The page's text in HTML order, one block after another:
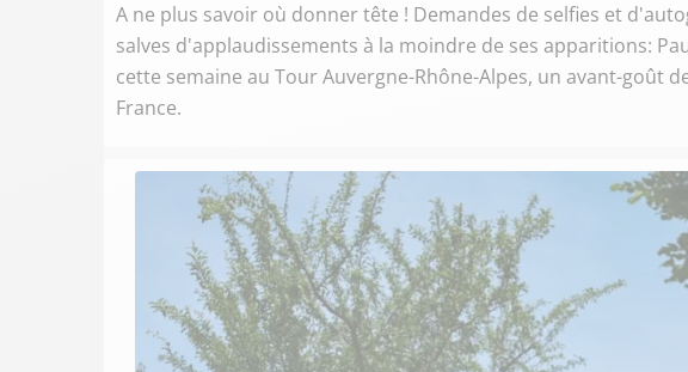
A ne plus savoir où donner tête ! Demandes de selfies et
salves d'applaudissements à la moindre de ses apparitions:
cette semaine au Tour Auvergne-Rhône-Alpes, un avant-goût
France.